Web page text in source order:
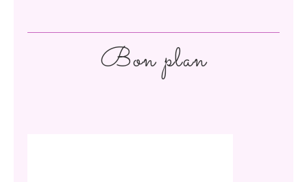
Bon plan